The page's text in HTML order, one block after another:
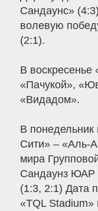
Сандаунс»
волевую
(2:1).
В воскресенье
«Пачукой»,
«Видадом».
В понедельник
Сити» – «Аль-
мира
Сандаунз ЮАР
(1:3, 2:1) Дата
«TQL